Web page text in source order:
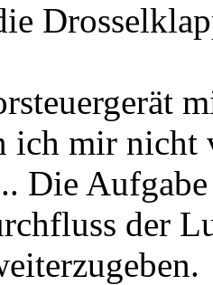
ich mir nicht
Die
der